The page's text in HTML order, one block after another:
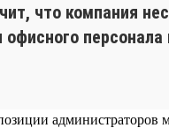
что компания
администраторов